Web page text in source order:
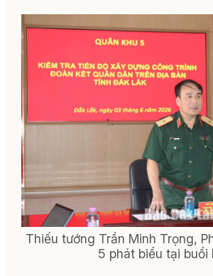
Thiếu tướng Trần Minh Trọng,
5 phát biểu tại buổi